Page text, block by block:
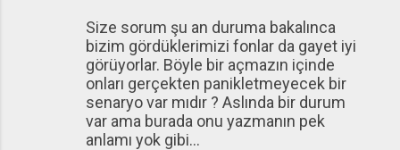
Size sorum şu an duruma bakalınca
bizim gördüklerimizi fonlar da gayet iyi
görüyorlar. Böyle bir açmazın içinde
onları gerçekten panikletmeyecek bir
senaryo var mıdır ? Aslında bir durum
var ama burada onu yazmanın pek
anlamı yok gibi...